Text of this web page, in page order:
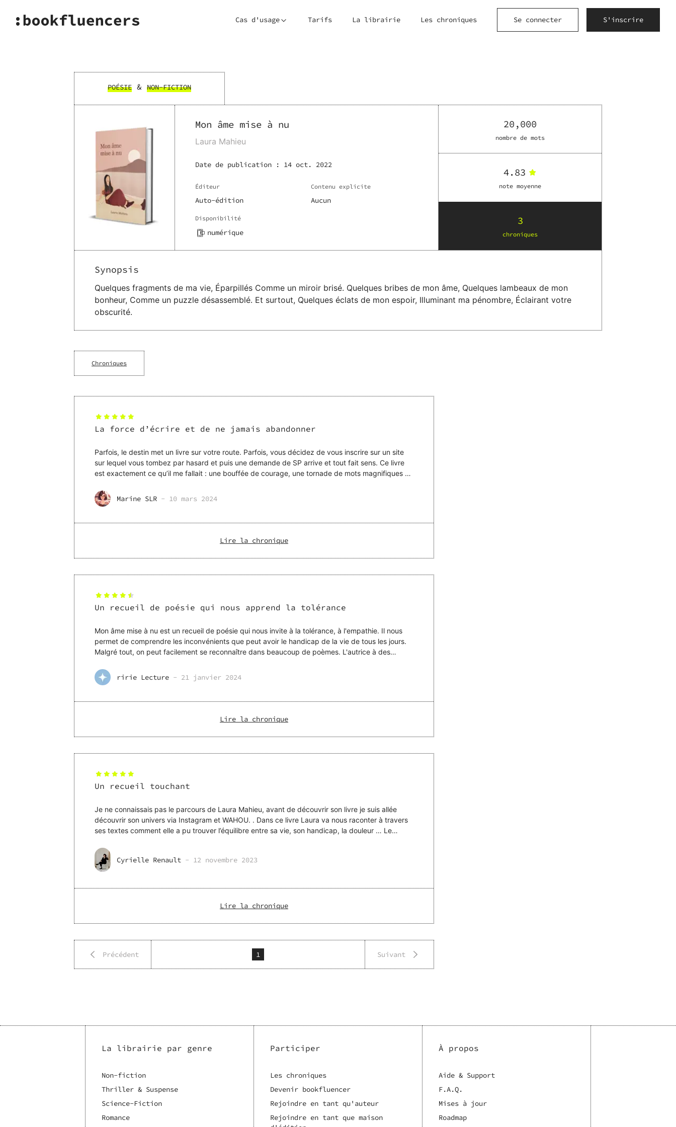
Cas d'usage Tarifs La librairie Les chroniques Se connecter S'inscrire
POÉSIE & NON-FICTION
Mon âme mise à nu
Laura Mahieu
Date de publication : 14 oct. 2022
Éditeur
Auto-édition
Contenu explicite
Aucun
Disponibilité
numérique
20,000
nombre de mots
4.83
note moyenne
3
chroniques
Synopsis
Quelques fragments de ma vie, Éparpillés Comme un miroir brisé. Quelques bribes de mon âme, Quelques lambeaux de mon
bonheur, Comme un puzzle désassemblé. Et surtout, Quelques éclats de mon espoir, Illuminant ma pénombre, Éclairant votre
obscurité.
Chroniques
La force d’écrire et de ne jamais abandonner
Parfois, le destin met un livre sur votre route. Parfois, vous décidez de vous inscrire sur un site
sur lequel vous tombez par hasard et puis une demande de SP arrive et tout fait sens. Ce livre
est exactement ce qu’il me fallait : une bouffée de courage, une tornade de mots magnifiques et
Marine SLR - 10 mars 2024
Lire la chronique
Un recueil de poésie qui nous apprend la tolérance
Mon âme mise à nu est un recueil de poésie qui nous invite à la tolérance, à l'empathie. Il nous
permet de comprendre les inconvénients que peut avoir le handicap de la vie de tous les jours.
Malgré tout, on peut facilement se reconnaître dans beaucoup de poèmes. L'autrice à des
ririe Lecture - 21 janvier 2024
Lire la chronique
Un recueil touchant
Je ne connaissais pas le parcours de Laura Mahieu, avant de découvrir son livre je suis allée
découvrir son univers via Instagram et WAHOU. . Dans ce livre Laura va nous raconter à travers
ses textes comment elle a pu trouver l’équilibre entre sa vie, son handicap, la douleur … Le
Cyrielle Renault - 12 novembre 2023
Lire la chronique
Précédent 1 Suivant
La librairie par genre
Non-fiction
Thriller & Suspense
Science-Fiction
Romance
Participer
Les chroniques
Devenir bookfluencer
Rejoindre en tant qu'auteur
Rejoindre en tant que maison
À propos
Aide & Support
F.A.Q.
Mises à jour
Roadmap